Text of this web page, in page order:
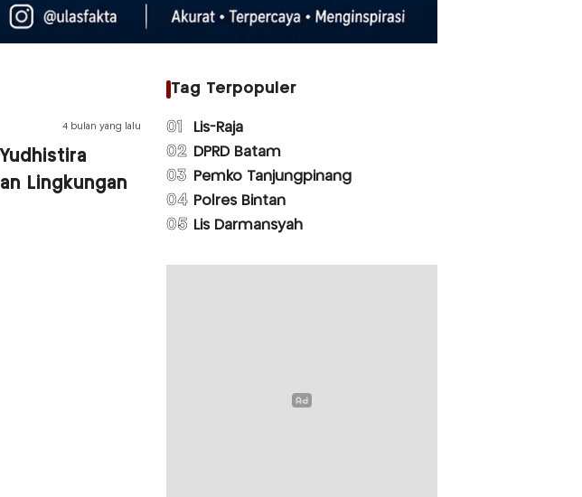
4 bulan yang lalu
Lingkungan
Tag Terpopuler
01 Lis-Raja
02 DPRD Batam
03 Pemko Tanjungpinang
04 Polres Bintan
05 Lis Darmansyah